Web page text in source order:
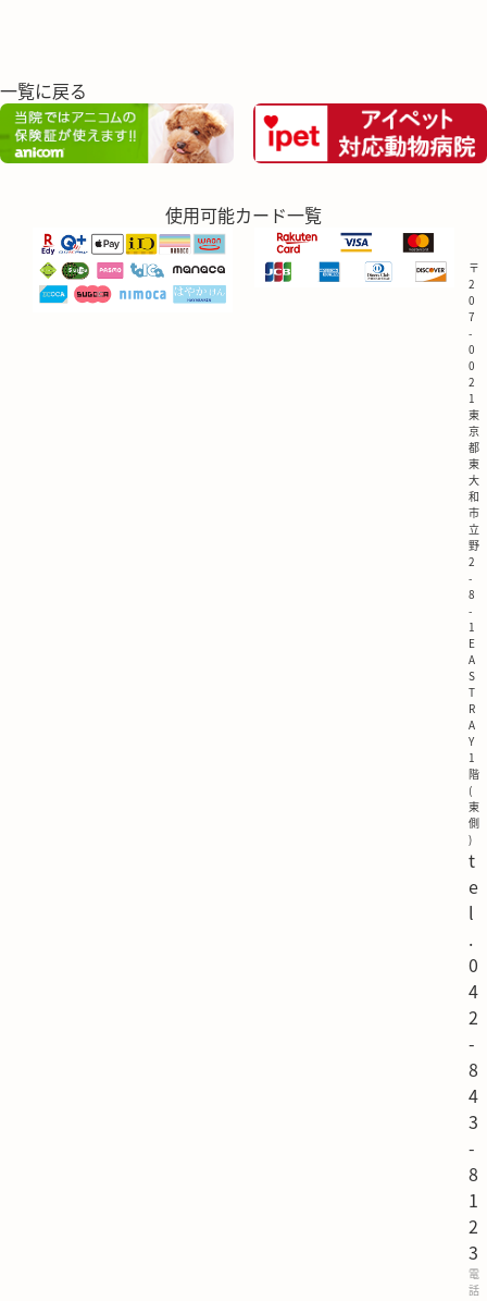
一覧に戻る
使用可能カード一覧
〒
2
0
7
-
0
0
2
1
東
京
都
東
大
和
市
立
野
2
-
8
-
1
E
A
S
T
R
A
Y
1
階
(
東
側
)
t
e
l
.
0
4
2
-
8
4
3
-
8
1
2
3
電
話